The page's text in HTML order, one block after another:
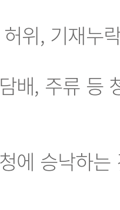
위, 기재누
배, 주류 등
에 승낙하